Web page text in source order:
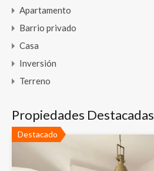
Apartamento
Barrio privado
Casa
Inversión
Terreno
Propiedades Destacadas
Destacado